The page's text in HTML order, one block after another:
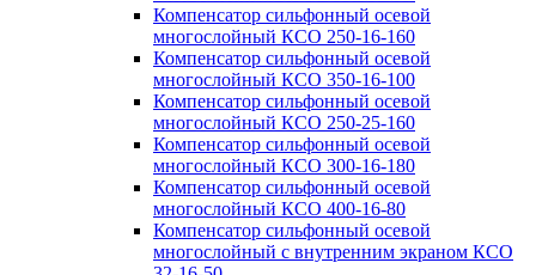
Компенсатор сильфонный осевой
многослойный КСО 250-16-160
Компенсатор сильфонный осевой
многослойный КСО 350-16-100
Компенсатор сильфонный осевой
многослойный КСО 250-25-160
Компенсатор сильфонный осевой
многослойный КСО 300-16-180
Компенсатор сильфонный осевой
многослойный КСО 400-16-80
Компенсатор сильфонный осевой
многослойный с внутренним экраном КСО